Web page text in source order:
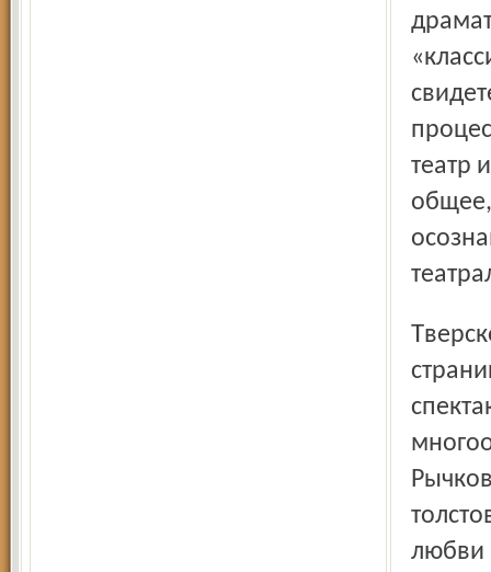
театр
общее,
Тверской театр драмы показал инсценировку по
любви